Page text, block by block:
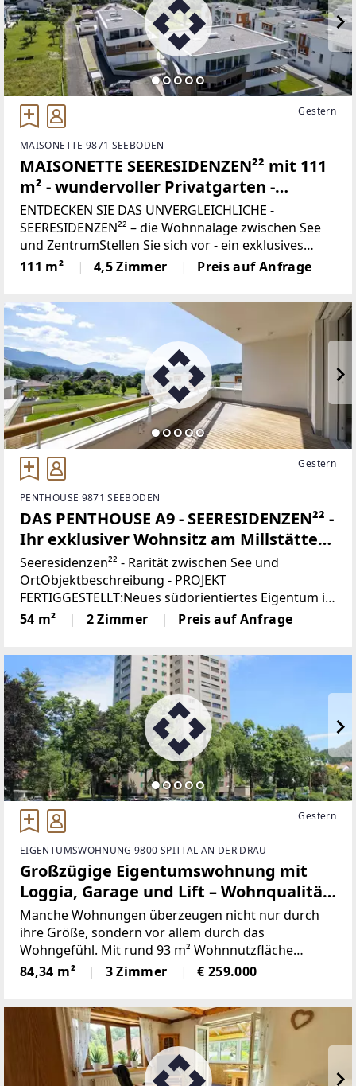
Gestern
MAISONETTE 9871 SEEBODEN
MAISONETTE SEERESIDENZEN²² mit 111
m² - wundervoller Privatgarten -
exklusives Wohnen in SEENÄHE
ENTDECKEN SIE DAS UNVERGLEICHLICHE -
SEERESIDENZEN²² – die Wohnnalage zwischen See
und ZentrumStellen Sie sich vor - ein exklusives
Zuhause nur zwei Minuten vom glitzernden
Millstätter See entfernt, eingebettet in eine der
111 m² 4,5 Zimmer Preis auf Anfrage
Gestern
PENTHOUSE 9871 SEEBODEN
DAS PENTHOUSE A9 - SEERESIDENZEN²² -
Ihr exklusiver Wohnsitz am Millstätter
See
Seeresidenzen²² - Rarität zwischen See und
OrtObjektbeschreibung - PROJEKT
FERTIGGESTELLT:Neues südorientiertes Eigentum in
Seeboden am Millstätter See in unmittelbarer
Seenähe ist eine Rarität. Die gute Nachricht ist, dass
54 m² 2 Zimmer Preis auf Anfrage
Gestern
EIGENTUMSWOHNUNG 9800 SPITTAL AN DER DRAU
Großzügige Eigentumswohnung mit
Loggia, Garage und Lift – Wohnqualität
in Zentrumsnähe
Manche Wohnungen überzeugen nicht nur durch
ihre Größe, sondern vor allem durch das
Wohngefühl. Mit rund 93 m² Wohnnutzfläche
inklusive Loggia, einer durchdachten
Raumaufteilung und der angenehmen Aussicht ins
84,34 m² 3 Zimmer € 259.000